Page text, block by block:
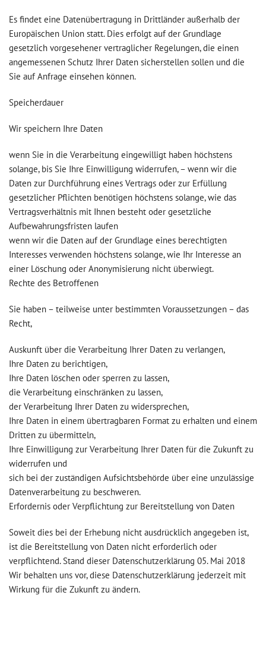
Es findet eine Datenübertragung in Drittländer außerhalb der
Europäischen Union statt. Dies erfolgt auf der Grundlage
gesetzlich vorgesehener vertraglicher Regelungen, die einen
angemessenen Schutz Ihrer Daten sicherstellen sollen und die
Sie auf Anfrage einsehen können.
Speicherdauer
Wir speichern Ihre Daten
wenn Sie in die Verarbeitung eingewilligt haben höchstens
solange, bis Sie Ihre Einwilligung widerrufen, – wenn wir die
Daten zur Durchführung eines Vertrags oder zur Erfüllung
gesetzlicher Pflichten benötigen höchstens solange, wie das
Vertragsverhältnis mit Ihnen besteht oder gesetzliche
Aufbewahrungsfristen laufen
wenn wir die Daten auf der Grundlage eines berechtigten
Interesses verwenden höchstens solange, wie Ihr Interesse an
einer Löschung oder Anonymisierung nicht überwiegt.
Rechte des Betroffenen
Sie haben – teilweise unter bestimmten Voraussetzungen – das
Recht,
Auskunft über die Verarbeitung Ihrer Daten zu verlangen,
Ihre Daten zu berichtigen,
Ihre Daten löschen oder sperren zu lassen,
die Verarbeitung einschränken zu lassen,
der Verarbeitung Ihrer Daten zu widersprechen,
Ihre Daten in einem übertragbaren Format zu erhalten und einem
Dritten zu übermitteln,
Ihre Einwilligung zur Verarbeitung Ihrer Daten für die Zukunft zu
widerrufen und
sich bei der zuständigen Aufsichtsbehörde über eine unzulässige
Datenverarbeitung zu beschweren.
Erfordernis oder Verpflichtung zur Bereitstellung von Daten
Soweit dies bei der Erhebung nicht ausdrücklich angegeben ist,
ist die Bereitstellung von Daten nicht erforderlich oder
verpflichtend. Stand dieser Datenschutzerklärung 05. Mai 2018
Wir behalten uns vor, diese Datenschutzerklärung jederzeit mit
Wirkung für die Zukunft zu ändern.